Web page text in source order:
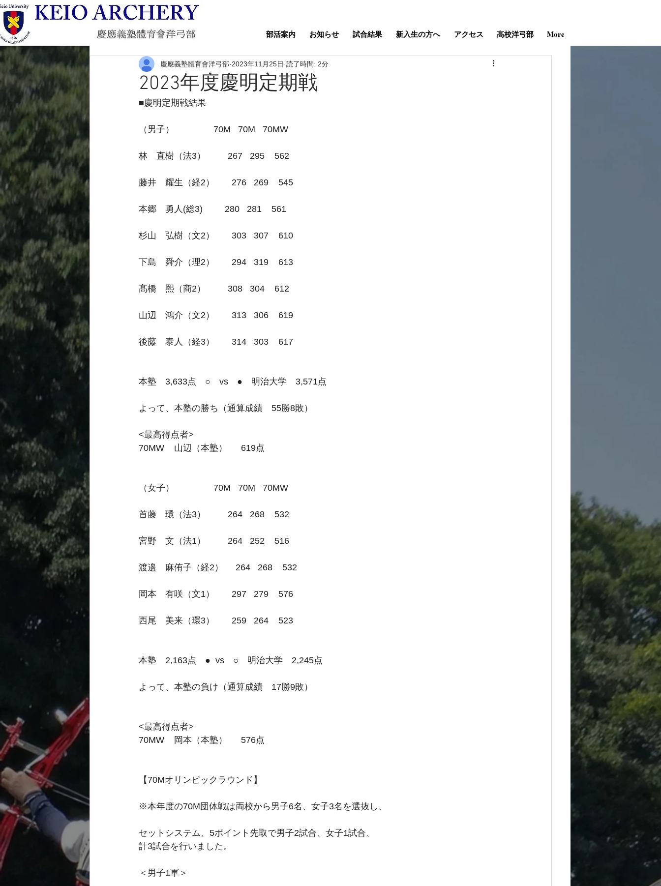
部活案内 お知らせ 試合結果 新入生の方へ アクセス 高校洋弓部 More
2023年度慶明定期戦
慶應義塾體育會洋弓部 2023年11月25日 読了時間: 2分
■慶明定期戦結果
（男子）                70M   70M   70MW
林　直樹（法3）         267   295    562
藤井　耀生（経2）       276   269    545
本郷　勇人(総3)         280   281    561
杉山　弘樹（文2）       303   307    610
下島　舜介（理2）       294   319    613
髙橋　熙（商2）         308   304    612
山辺　鴻介（文2）       313   306    619
後藤　泰人（経3）       314   303    617
本塾　3,633点　○　vs　●　明治大学　3,571点
よって、本塾の勝ち（通算成績　55勝8敗）
<最高得点者>
70MW    山辺（本塾）  　619点
（女子）                70M   70M   70MW
首藤　環（法3）         264   268    532
宮野　文（法1）         264   252    516
渡邉　麻侑子（経2）     264   268    532
岡本　有咲（文1）       297   279    576
西尾　美来（環3）       259   264    523
本塾　2,163点　●  vs　○　明治大学　2,245点
よって、本塾の負け（通算成績　17勝9敗）
<最高得点者>
70MW    岡本（本塾）  　576点
【70Mオリンピックラウンド】
※本年度の70M団体戦は両校から男子6名、女子3名を選抜し、
セットシステム、5ポイント先取で男子2試合、女子1試合、
計3試合を行いました。
＜男子1軍＞